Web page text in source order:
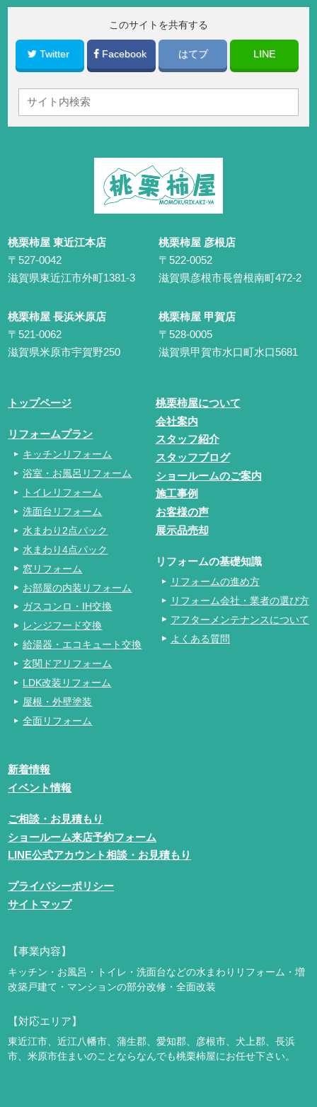
このサイトを共有する
Twitter Facebook はてブ LINE
桃栗柿屋 東近江本店
〒527-0042
滋賀県東近江市外町1381-3
桃栗柿屋 彦根店
〒522-0052
滋賀県彦根市長曾根南町472-2
桃栗柿屋 長浜米原店
〒521-0062
滋賀県米原市宇賀野250
桃栗柿屋 甲賀店
〒528-0005
滋賀県甲賀市水口町水口5681
トップページ
リフォームプラン
キッチンリフォーム
浴室・お風呂リフォーム
トイレリフォーム
洗面台リフォーム
水まわり2点パック
水まわり4点パック
窓リフォーム
お部屋の内装リフォーム
ガスコンロ・IH交換
レンジフード交換
給湯器・エコキュート交換
玄関ドアリフォーム
LDK改装リフォーム
屋根・外壁塗装
全面リフォーム
桃栗柿屋について
会社案内
スタッフ紹介
スタッフブログ
ショールームのご案内
施工事例
お客様の声
展示品売却
リフォームの基礎知識
リフォームの進め方
リフォーム会社・業者の選び方
アフターメンテナンスについて
よくある質問
新着情報
イベント情報
ご相談・お見積もり
ショールーム来店予約フォーム
LINE公式アカウント相談・お見積もり
プライバシーポリシー
サイトマップ
【事業内容】
キッチン・お風呂・トイレ・洗面台などの水まわりリフォーム・増
改築戸建て・マンションの部分改修・全面改装
【対応エリア】
東近江市、近江八幡市、蒲生郡、愛知郡、彦根市、犬上郡、長浜
市、米原市住まいのことならなんでも桃栗柿屋にお任せ下さい。